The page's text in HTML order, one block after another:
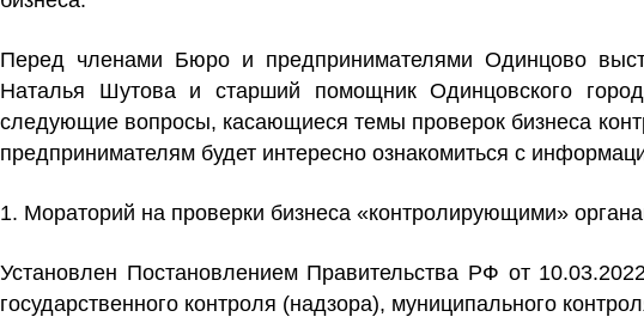
Перед членами Бюро и предпринимателями Одинцово
Наталья Шутова и старший помощник Одинцовского
следующие вопросы, касающиеся темы проверок бизнеса
предпринимателям будет интересно ознакомиться с
1. Мораторий на проверки бизнеса «контролирующими»
Установлен Постановлением Правительства РФ от
государственного контроля (надзора), муниципального